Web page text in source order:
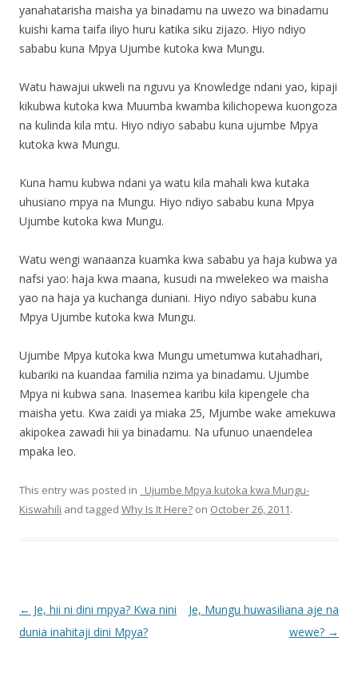
yanahatarisha maisha ya binadamu na uwezo wa binadamu
kuishi kama taifa iliyo huru katika siku zijazo. Hiyo ndiyo
sababu kuna Mpya Ujumbe kutoka kwa Mungu.
Watu hawajui ukweli na nguvu ya Knowledge ndani yao, kipaji
kikubwa kutoka kwa Muumba kwamba kilichopewa kuongoza
na kulinda kila mtu. Hiyo ndiyo sababu kuna ujumbe Mpya
kutoka kwa Mungu.
Kuna hamu kubwa ndani ya watu kila mahali kwa kutaka
uhusiano mpya na Mungu. Hiyo ndiyo sababu kuna Mpya
Ujumbe kutoka kwa Mungu.
Watu wengi wanaanza kuamka kwa sababu ya haja kubwa ya
nafsi yao: haja kwa maana, kusudi na mwelekeo wa maisha
yao na haja ya kuchanga duniani. Hiyo ndiyo sababu kuna
Mpya Ujumbe kutoka kwa Mungu.
Ujumbe Mpya kutoka kwa Mungu umetumwa kutahadhari,
kubariki na kuandaa familia nzima ya binadamu. Ujumbe
Mpya ni kubwa sana. Inasemea karibu kila kipengele cha
maisha yetu. Kwa zaidi ya miaka 25, Mjumbe wake amekuwa
akipokea zawadi hii ya binadamu. Na ufunuo unaendelea
mpaka leo.
This entry was posted in
_Ujumbe Mpya kutoka kwa Mungu-
Kiswahili and tagged Why Is It Here? on October 26, 2011.
Post
navigation
← Je, hii ni dini mpya? Kwa nini
dunia inahitaji dini Mpya?
Je, Mungu huwasiliana aje na
wewe? →